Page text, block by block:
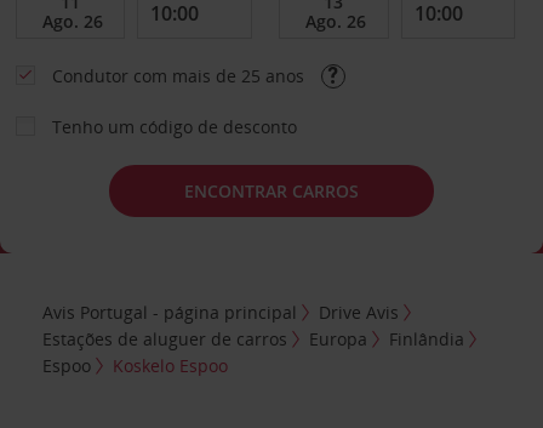
Condutor com mais de 25 anos
Tenho um código de desconto
ENCONTRAR CARROS
Avis Portugal - página principal
Drive Avis
Estações de aluguer de carros
Europa
Finlândia
Espoo
Koskelo Espoo